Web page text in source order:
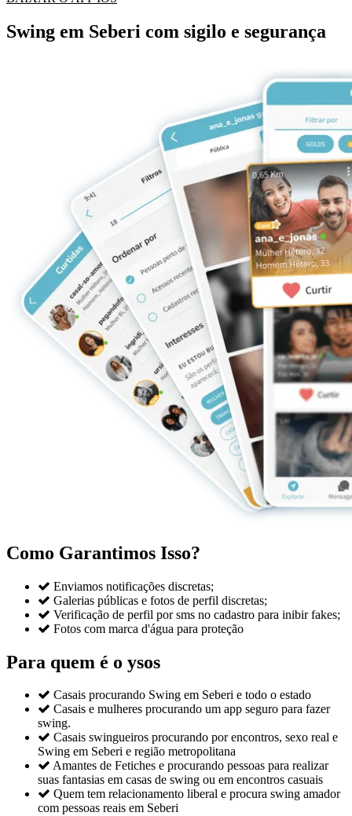
Swing em Seberi com sigilo e segurança
Como Garantimos Isso?
 Enviamos notificações discretas;
 Galerias públicas e fotos de perfil discretas;
 Verificação de perfil por sms no cadastro para inibir fakes;
 Fotos com marca d'água para proteção
Para quem é o ysos
 Casais procurando Swing em Seberi e todo o estado
 Casais e mulheres procurando um app seguro para fazer
swing.
 Casais swingueiros procurando por encontros, sexo real e
Swing em Seberi e região metropolitana
 Amantes de Fetiches e procurando pessoas para realizar
suas fantasias em casas de swing ou em encontros casuais
 Quem tem relacionamento liberal e procura swing amador
com pessoas reais em Seberi